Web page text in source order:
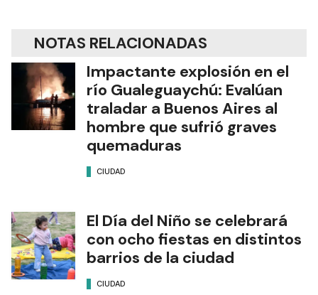
NOTAS RELACIONADAS
Impactante explosión en el
río Gualeguaychú: Evalúan
traladar a Buenos Aires al
hombre que sufrió graves
quemaduras
CIUDAD
El Día del Niño se celebrará
con ocho fiestas en distintos
barrios de la ciudad
CIUDAD